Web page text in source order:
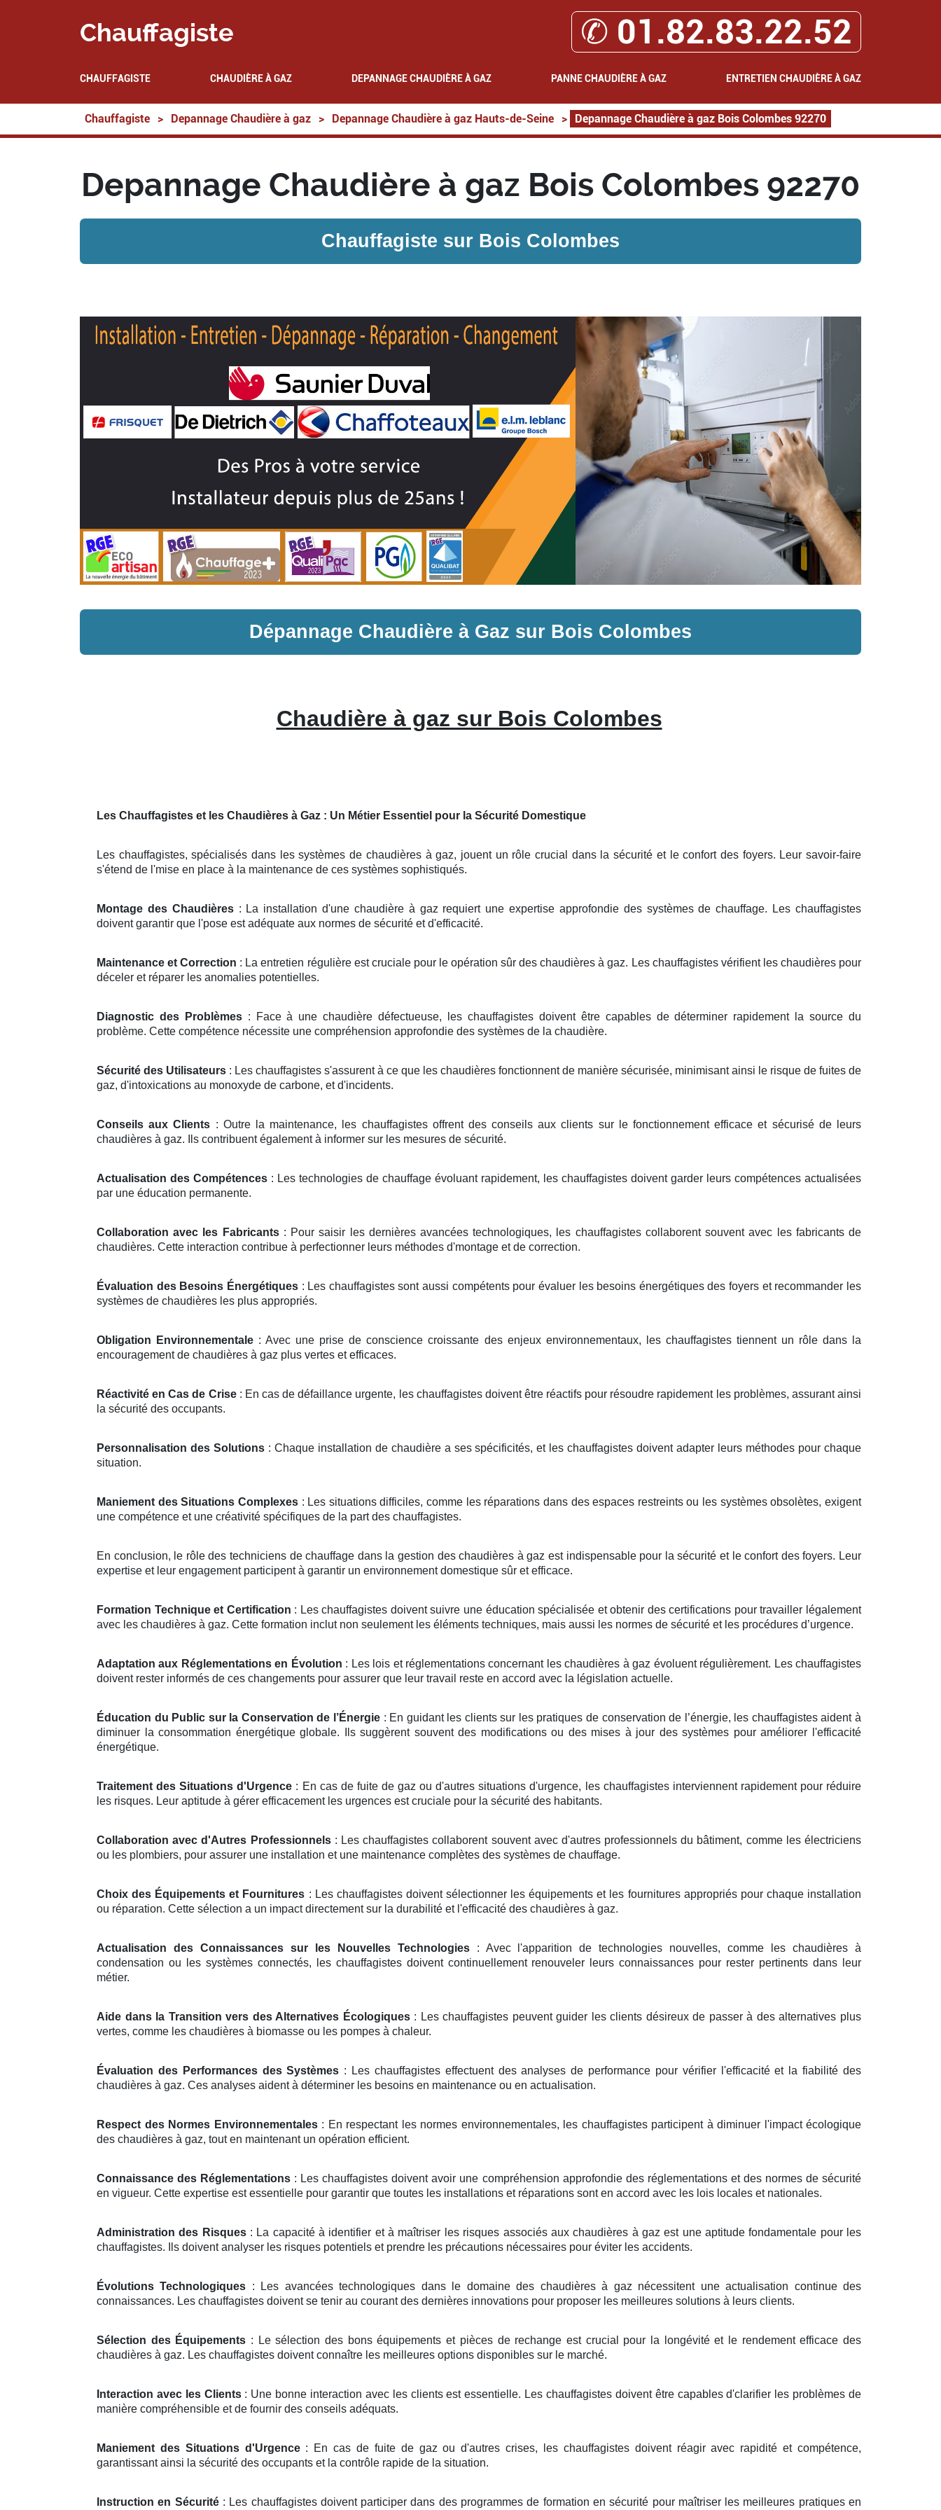
Chauffagiste ✆ 01.82.83.22.52
CHAUFFAGISTE CHAUDIÈRE À GAZ DEPANNAGE CHAUDIÈRE À GAZ PANNE CHAUDIÈRE À GAZ ENTRETIEN CHAUDIÈRE À GAZ
Chauffagiste > Depannage Chaudière à gaz > Depannage Chaudière à gaz Hauts-de-Seine > Depannage Chaudière à gaz Bois Colombes 92270
Depannage Chaudière à gaz Bois Colombes 92270
Chauffagiste sur Bois Colombes
Dépannage Chaudière à Gaz sur Bois Colombes
Chaudière à gaz sur Bois Colombes
Les Chauffagistes et les Chaudières à Gaz : Un Métier Essentiel pour la Sécurité Domestique
Les chauffagistes, spécialisés dans les systèmes de chaudières à gaz, jouent un rôle crucial dans la sécurité et le confort des foyers. Leur savoir-faire
s'étend de l'mise en place à la maintenance de ces systèmes sophistiqués.
Montage des Chaudières: La installation d'une chaudière à gaz requiert une expertise approfondie des systèmes de chauffage. Les chauffagistes
doivent garantir que l'pose est adéquate aux normes de sécurité et d'efficacité.
Maintenance et Correction : La entretien régulière est cruciale pour le opération sûr des chaudières à gaz. Les chauffagistes vérifient les chaudières pour
déceler et réparer les anomalies potentielles.
Diagnostic des Problèmes: Face à une chaudière défectueuse, les chauffagistes doivent être capables de déterminer rapidement la source du
problème. Cette compétence nécessite une compréhension approfondie des systèmes de la chaudière.
Sécurité des Utilisateurs : Les chauffagistes s'assurent à ce que les chaudières fonctionnent de manière sécurisée, minimisant ainsi le risque de fuites de
gaz, d'intoxications au monoxyde de carbone, et d'incidents.
Conseils aux Clients : Outre la maintenance, les chauffagistes offrent des conseils aux clients sur le fonctionnement efficace et sécurisé de leurs
chaudières à gaz. Ils contribuent également à informer sur les mesures de sécurité.
Actualisation des Compétences : Les technologies de chauffage évoluant rapidement, les chauffagistes doivent garder leurs compétences actualisées
par une éducation permanente.
Collaboration avec les Fabricants: Pour saisir les dernières avancées technologiques, les chauffagistes collaborent souvent avec les fabricants de
chaudières. Cette interaction contribue à perfectionner leurs méthodes d'montage et de correction.
Évaluation des Besoins Énergétiques: Les chauffagistes sont aussi compétents pour évaluer les besoins énergétiques des foyers et recommander les
systèmes de chaudières les plus appropriés.
Obligation Environnementale : Avec une prise de conscience croissante des enjeux environnementaux, les chauffagistes tiennent un rôle dans la
encouragement de chaudières à gaz plus vertes et efficaces.
Réactivité en Cas de Crise: En cas de défaillance urgente, les chauffagistes doivent être réactifs pour résoudre rapidement les problèmes, assurant ainsi
la sécurité des occupants.
Personnalisation des Solutions: Chaque installation de chaudière a ses spécificités, et les chauffagistes doivent adapter leurs méthodes pour chaque
situation.
Maniement des Situations Complexes: Les situations difficiles, comme les réparations dans des espaces restreints ou les systèmes obsolètes, exigent
une compétence et une créativité spécifiques de la part des chauffagistes.
En conclusion, le rôle des techniciens de chauffage dans la gestion des chaudières à gaz est indispensable pour la sécurité et le confort des foyers. Leur
expertise et leur engagement participent à garantir un environnement domestique sûr et efficace.
Formation Technique et Certification : Les chauffagistes doivent suivre une éducation spécialisée et obtenir des certifications pour travailler légalement
avec les chaudières à gaz. Cette formation inclut non seulement les éléments techniques, mais aussi les normes de sécurité et les procédures d’urgence.
Adaptation aux Réglementations en Évolution : Les lois et réglementations concernant les chaudières à gaz évoluent régulièrement. Les chauffagistes
doivent rester informés de ces changements pour assurer que leur travail reste en accord avec la législation actuelle.
Éducation du Public sur la Conservation de l’Énergie: En guidant les clients sur les pratiques de conservation de l’énergie, les chauffagistes aident à
diminuer la consommation énergétique globale. Ils suggèrent souvent des modifications ou des mises à jour des systèmes pour améliorer l'efficacité
énergétique.
Traitement des Situations d'Urgence : En cas de fuite de gaz ou d'autres situations d'urgence, les chauffagistes interviennent rapidement pour réduire
les risques. Leur aptitude à gérer efficacement les urgences est cruciale pour la sécurité des habitants.
Collaboration avec d'Autres Professionnels: Les chauffagistes collaborent souvent avec d'autres professionnels du bâtiment, comme les électriciens
ou les plombiers, pour assurer une installation et une maintenance complètes des systèmes de chauffage.
Choix des Équipements et Fournitures : Les chauffagistes doivent sélectionner les équipements et les fournitures appropriés pour chaque installation
ou réparation. Cette sélection a un impact directement sur la durabilité et l'efficacité des chaudières à gaz.
Actualisation des Connaissances sur les Nouvelles Technologies: Avec l'apparition de technologies nouvelles, comme les chaudières à
condensation ou les systèmes connectés, les chauffagistes doivent continuellement renouveler leurs connaissances pour rester pertinents dans leur
métier.
Aide dans la Transition vers des Alternatives Écologiques: Les chauffagistes peuvent guider les clients désireux de passer à des alternatives plus
vertes, comme les chaudières à biomasse ou les pompes à chaleur.
Évaluation des Performances des Systèmes : Les chauffagistes effectuent des analyses de performance pour vérifier l'efficacité et la fiabilité des
chaudières à gaz. Ces analyses aident à déterminer les besoins en maintenance ou en actualisation.
Respect des Normes Environnementales: En respectant les normes environnementales, les chauffagistes participent à diminuer l'impact écologique
des chaudières à gaz, tout en maintenant un opération efficient.
Connaissance des Réglementations : Les chauffagistes doivent avoir une compréhension approfondie des réglementations et des normes de sécurité
en vigueur. Cette expertise est essentielle pour garantir que toutes les installations et réparations sont en accord avec les lois locales et nationales.
Administration des Risques: La capacité à identifier et à maîtriser les risques associés aux chaudières à gaz est une aptitude fondamentale pour les
chauffagistes. Ils doivent analyser les risques potentiels et prendre les précautions nécessaires pour éviter les accidents.
Évolutions Technologiques : Les avancées technologiques dans le domaine des chaudières à gaz nécessitent une actualisation continue des
connaissances. Les chauffagistes doivent se tenir au courant des dernières innovations pour proposer les meilleures solutions à leurs clients.
Sélection des Équipements : Le sélection des bons équipements et pièces de rechange est crucial pour la longévité et le rendement efficace des
chaudières à gaz. Les chauffagistes doivent connaître les meilleures options disponibles sur le marché.
Interaction avec les Clients: Une bonne interaction avec les clients est essentielle. Les chauffagistes doivent être capables d'clarifier les problèmes de
manière compréhensible et de fournir des conseils adéquats.
Maniement des Situations d'Urgence: En cas de fuite de gaz ou d'autres crises, les chauffagistes doivent réagir avec rapidité et compétence,
garantissant ainsi la sécurité des occupants et la contrôle rapide de la situation.
Instruction en Sécurité: Les chauffagistes doivent participer dans des programmes de formation en sécurité pour maîtriser les meilleures pratiques en